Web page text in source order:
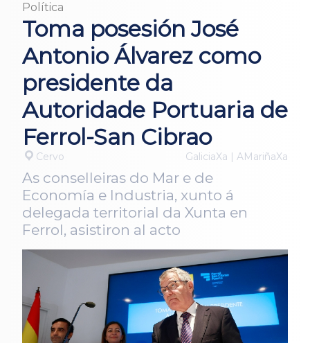
Política
Toma posesión José
Antonio Álvarez como
presidente da
Autoridade Portuaria de
Ferrol-San Cibrao
Cervo GaliciaXa | AMariñaXa
As conselleiras do Mar e de
Economía e Industria, xunto á
delegada territorial da Xunta en
Ferrol, asistiron al acto